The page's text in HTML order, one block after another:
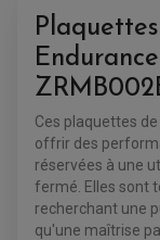
BOUCHON
GUIDON
KIT DÉCO
KIT
POIGNÉE
PROTÈGE-
PONTETS /
REPOSE
Ces plaquettes
offrir des
réservées à une
fermé. Elles sont
recherchant une
qu'une maîtrise